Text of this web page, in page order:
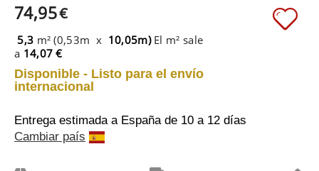
74,95€
5,3 m² (0,53m x 10,05m) El m² sale
a 14,07 €
Disponible - Listo para el envío
internacional
Entrega estimada a España de 10 a 12 días
Cambiar país